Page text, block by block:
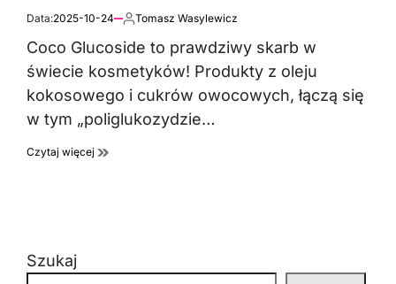
Data:2025-10-24 Autor:
Tomasz Wasylewicz
Coco Glucoside to prawdziwy skarb w
świecie kosmetyków! Produkty z oleju
kokosowego i cukrów owocowych, łączą się
w tym „poliglukozydzie…
Czytaj więcej
Szukaj